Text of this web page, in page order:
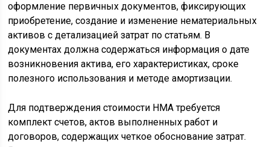
оформление первичных документов, фиксирующих
приобретение, создание и изменение нематериальных
активов с детализацией затрат по статьям. В
документах должна содержаться информация о дате
возникновения актива, его характеристиках, сроке
полезного использования и методе амортизации.
Для подтверждения стоимости НМА требуется
комплект счетов, актов выполненных работ и
договоров, содержащих четкое обоснование затрат.